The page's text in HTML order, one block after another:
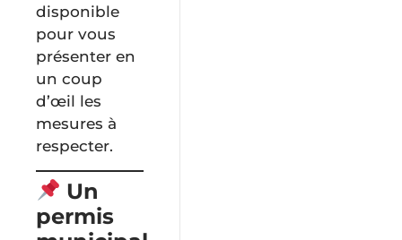
disponible
pour vous
présenter en
un coup
d’œil les
mesures à
respecter.
Un
permis